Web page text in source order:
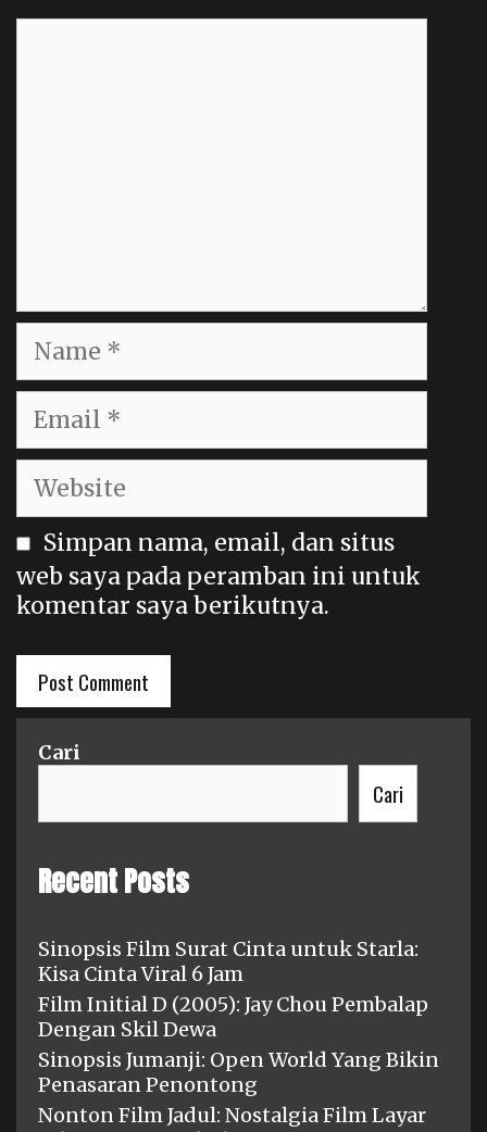
Name
Email
Website
Simpan nama, email, dan situs
web saya pada peramban ini untuk
komentar saya berikutnya.
Cari
Cari
Recent Posts
Sinopsis Film Surat Cinta untuk Starla:
Kisa Cinta Viral 6 Jam
Film Initial D (2005): Jay Chou Pembalap
Dengan Skil Dewa
Sinopsis Jumanji: Open World Yang Bikin
Penasaran Penontong
Nonton Film Jadul: Nostalgia Film Layar